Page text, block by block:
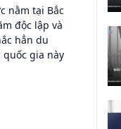
nằm tại Bắc
độc lập và
hẳn du
quốc gia này